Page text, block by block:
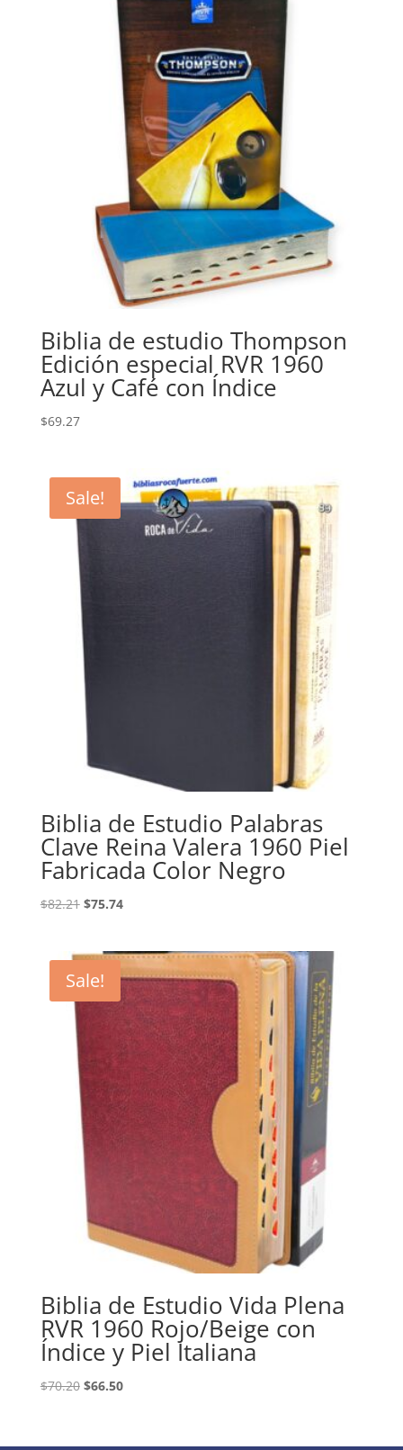
Biblia de estudio Thompson
Edición especial RVR 1960
Azul y Café con Índice
$69.27
Sale!
Biblia de Estudio Palabras
Clave Reina Valera 1960 Piel
Fabricada Color Negro
$82.21 Original
$82.21.
$75.74Current
$75.74.
Sale!
Biblia de Estudio Vida Plena
RVR 1960 Rojo/Beige con
Índice y Piel Italiana
$70.20 Original
$66.50Current